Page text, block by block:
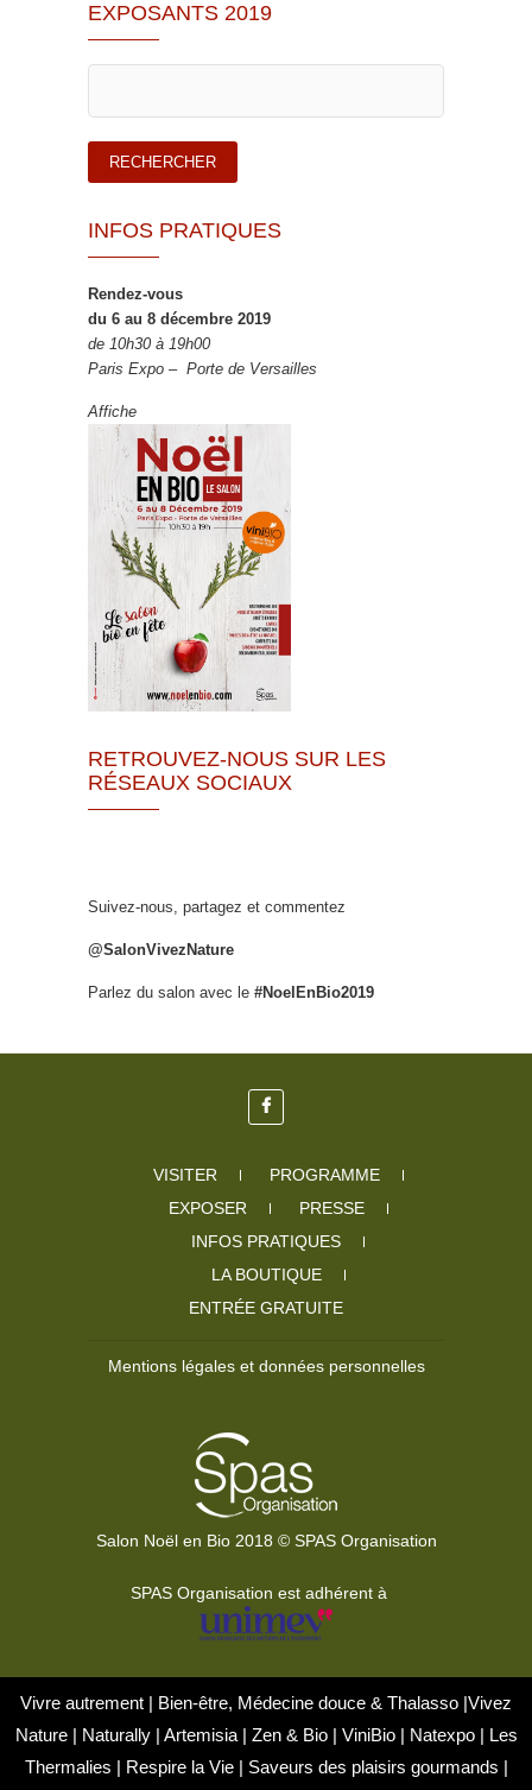
EXPOSANTS 2019
INFOS PRATIQUES
Rendez-vous
du 6 au 8 décembre 2019
de 10h30 à 19h00
Paris Expo – Porte de Versailles
Affiche
RETROUVEZ-NOUS SUR LES
RÉSEAUX SOCIAUX
Suivez-nous, partagez et commentez
@SalonVivezNature
Parlez du salon avec le #NoelEnBio2019
VISITER
PROGRAMME
EXPOSER
PRESSE
INFOS PRATIQUES
LA BOUTIQUE
ENTRÉE GRATUITE
Mentions légales et données personnelles
Salon Noël en Bio 2018 © SPAS Organisation
SPAS Organisation est adhérent à
Vivre autrement | Bien-être, Médecine douce & Thalasso |Vivez
Nature | Naturally | Artemisia | Zen & Bio | ViniBio | Natexpo | Les
Thermalies | Respire la Vie| Saveurs des plaisirs gourmands |